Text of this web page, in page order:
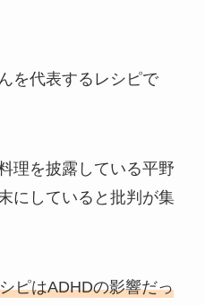
を代表するレシピで
理を披露している平野
にしていると批判が集
ピはADHDの影響だっ